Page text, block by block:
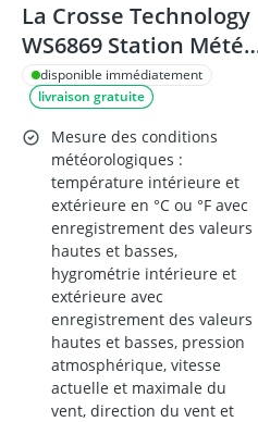
La Crosse Technology
WS6869 Station Météo
Wifi
disponible immédiatement
livraison gratuite
Mesure des conditions
météorologiques :
température intérieure et
extérieure en °C ou °F avec
enregistrement des valeurs
hautes et basses,
hygrométrie intérieure et
extérieure avec
enregistrement des valeurs
hautes et basses, pression
atmosphérique, vitesse
actuelle et maximale du
vent, direction du vent et